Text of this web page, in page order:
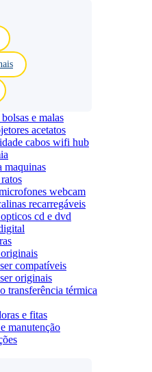
e malas
acetatos
cabos wifi hub
maquinas
webcam
recarregáveis
cd e dvd
compatíveis
originais
transferência térmica
e fitas
manutenção